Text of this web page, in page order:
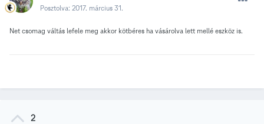
Posztolva: 2017. március 31.
Net csomag váltás lefele meg akkor kötbéres ha vásárolva lett mellé eszköz is.
2